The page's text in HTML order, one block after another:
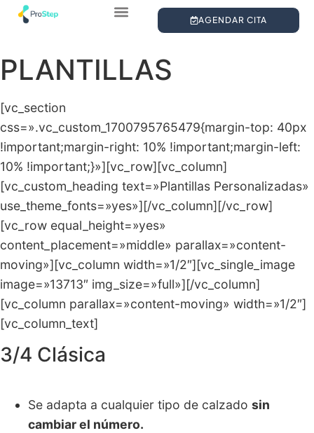
AGENDAR CITA
PLANTILLAS
[vc_section
css=».vc_custom_1700795765479{margin-top: 40px
!important;margin-right: 10% !important;margin-left:
10% !important;}»][vc_row][vc_column]
[vc_custom_heading text=»Plantillas Personalizadas»
use_theme_fonts=»yes»][/vc_column][/vc_row]
[vc_row equal_height=»yes»
content_placement=»middle» parallax=»content-
moving»][vc_column width=»1/2″][vc_single_image
image=»13713″ img_size=»full»][/vc_column]
[vc_column parallax=»content-moving» width=»1/2″]
[vc_column_text]
3/4 Clásica
Se adapta a cualquier tipo de calzado sin
cambiar el número.